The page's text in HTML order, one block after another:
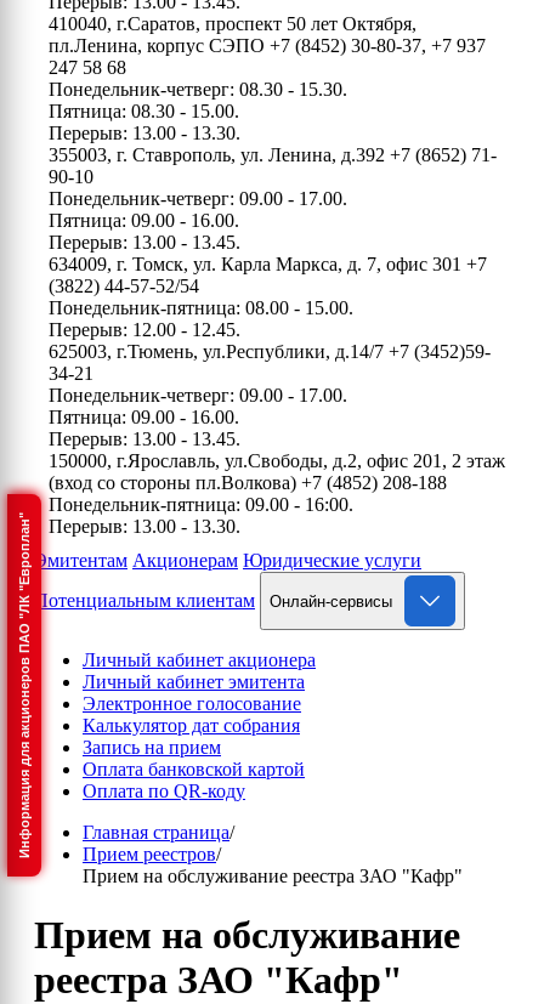
Информация для акционеров ПАО "ЛК "Европлан"
410040, г.Саратов, проспект 50 лет Октября,
пл.Ленина, корпус СЭПО +7 (8452) 30-80-37, +7 937
247 58 68
Понедельник-четверг: 08.30 - 15.30.
Пятница: 08.30 - 15.00.
Перерыв: 13.00 - 13.30.
355003, г. Ставрополь, ул. Ленина, д.392 +7 (8652) 71-
90-10
Понедельник-четверг: 09.00 - 17.00.
Пятница: 09.00 - 16.00.
Перерыв: 13.00 - 13.45.
634009, г. Томск, ул. Карла Маркса, д. 7, офис 301 +7
(3822) 44-57-52/54
Понедельник-пятница: 08.00 - 15.00.
Перерыв: 12.00 - 12.45.
625003, г.Тюмень, ул.Республики, д.14/7 +7 (3452)59-
34-21
Понедельник-четверг: 09.00 - 17.00.
Пятница: 09.00 - 16.00.
Перерыв: 13.00 - 13.45.
150000, г.Ярославль, ул.Свободы, д.2, офис 201, 2 этаж
(вход со стороны пл.Волкова) +7 (4852) 208-188
Понедельник-пятница: 09.00 - 16:00.
Перерыв: 13.00 - 13.30.
Эмитентам Акционерам Юридические услуги
Потенциальным клиентам
Онлайн-сервисы
Личный кабинет акционера
Личный кабинет эмитента
Электронное голосование
Калькулятор дат собрания
Запись на прием
Оплата банковской картой
Оплата по QR-коду
Главная страница/
Прием реестров/
Прием на обслуживание реестра ЗАО "Кафр"
Прием на обслуживание
реестра ЗАО "Кафр"